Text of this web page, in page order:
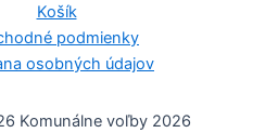
Košík
podmienky
osobných údajov
Komunálne voľby 2026